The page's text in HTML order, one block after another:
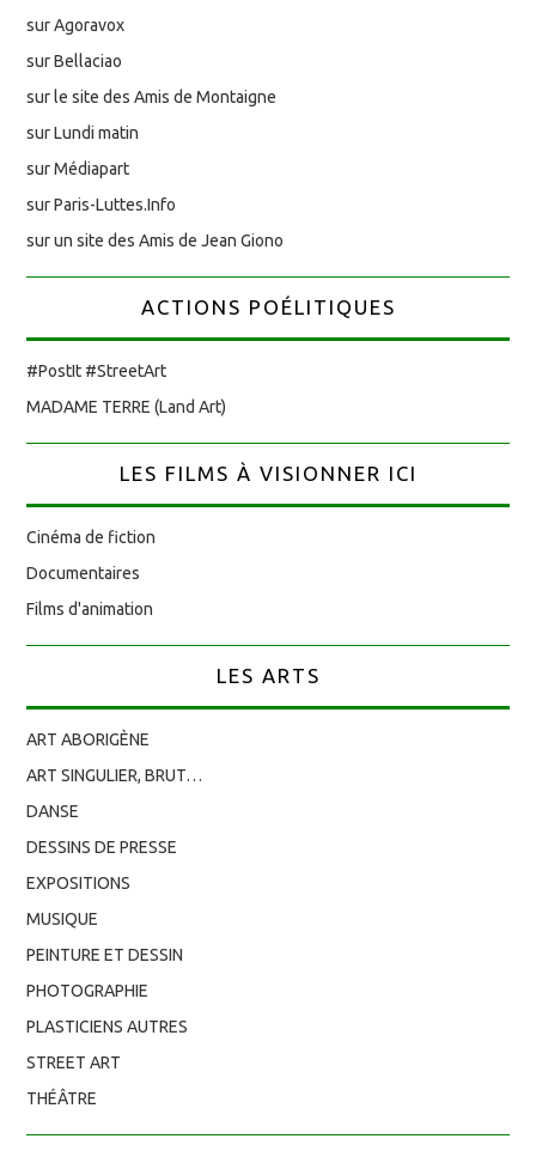
sur Agoravox
sur Bellaciao
sur le site des Amis de Montaigne
sur Lundi matin
sur Médiapart
sur Paris-Luttes.Info
sur un site des Amis de Jean Giono
ACTIONS POÉLITIQUES
#PostIt #StreetArt
MADAME TERRE (Land Art)
LES FILMS À VISIONNER ICI
Cinéma de fiction
Documentaires
Films d'animation
LES ARTS
ART ABORIGÈNE
ART SINGULIER, BRUT…
DANSE
DESSINS DE PRESSE
EXPOSITIONS
MUSIQUE
PEINTURE ET DESSIN
PHOTOGRAPHIE
PLASTICIENS AUTRES
STREET ART
THÉÂTRE